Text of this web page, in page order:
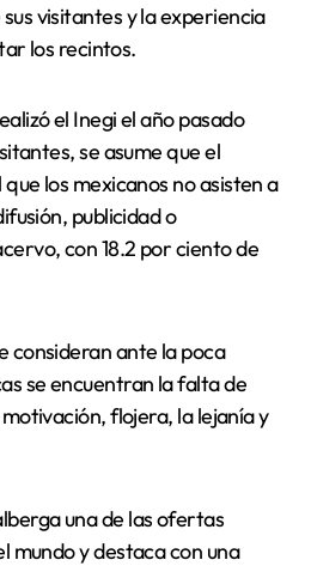
visitantes y la experiencia
los recintos.
el Inegi el año pasado
se asume que el
los mexicanos no asisten a
publicidad o
con 18.2 por ciento de
consideran ante la poca
se encuentran la falta de
flojera, la lejanía y
una de las ofertas
mundo y destaca con una